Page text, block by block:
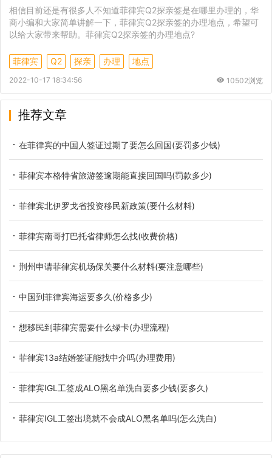
相信目前还是有很多人不知道菲律宾Q2探亲签是在哪里办理的，华
商小编和大家简单讲解一下，菲律宾Q2探亲签的办理地点，希望可
以给大家带来帮助。菲律宾Q2探亲签的办理地点?
菲律宾 Q2 探亲 办理 地点
2022-10-17 18:34:56 10502浏览
推荐文章
在菲律宾的中国人签证过期了要怎么回国(要罚多少钱)
菲律宾本格特省旅游签逾期能直接回国吗(罚款多少)
菲律宾北伊罗戈省投资移民新政策(要什么材料)
菲律宾南哥打巴托省律师怎么找(收费价格)
荆州申请菲律宾机场保关要什么材料(要注意哪些)
中国到菲律宾海运要多久(价格多少)
想移民到菲律宾需要什么绿卡(办理流程)
菲律宾13a结婚签证能找中介吗(办理费用)
菲律宾IGL工签成ALO黑名单洗白要多少钱(要多久)
菲律宾IGL工签出境就不会成ALO黑名单吗(怎么洗白)